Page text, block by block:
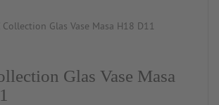
Glas Vase Masa